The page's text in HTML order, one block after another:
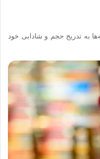
به تدریج حجم و شادابی خود